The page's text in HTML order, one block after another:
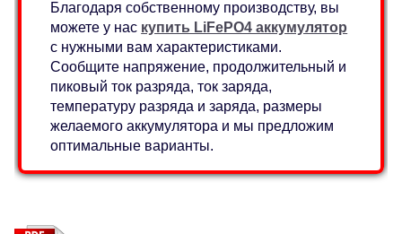
Благодаря собственному производству, вы
можете у нас купить LiFePO4 аккумулятор
с нужными вам характеристиками.
Сообщите напряжение, продолжительный и
пиковый ток разряда, ток заряда,
температуру разряда и заряда, размеры
желаемого аккумулятора и мы предложим
оптимальные варианты.